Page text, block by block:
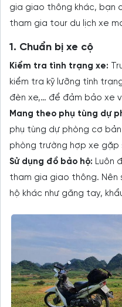
gia giao thông khác, bạn
tham gia tour du lịch xe
1. Chuẩn bị xe cộ
Kiểm tra tình trạng xe:
kiểm tra kỹ lưỡng tình
đèn xe,… để đảm bảo xe
Mang theo phụ tùng dự
phụ tùng dự phòng cơ
phòng trường hợp xe gặp
Sử dụng đồ bảo hộ: Luôn
tham gia giao thông. Nên
hộ khác như găng tay,